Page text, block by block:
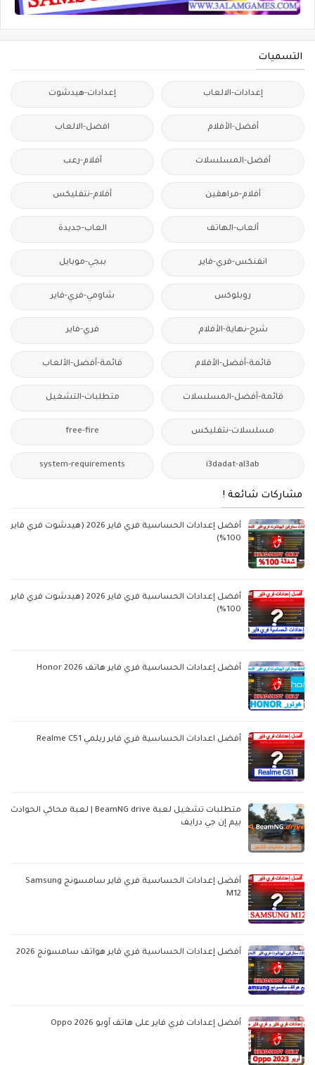
التسميات
إعدادات-الالعاب إعدادات-هيدشوت
أفضل-الأفلام افضل-الالعاب
أفضل-المسلسلات أفلام-رعب
أفلام-مراهقين أفلام-نتفليكس
ألعاب-الهاتف العاب-جديدة
انفنكس-فري-فاير ببجي-موبايل
روبلوكس شاومي-فري-فاير
شرح-نهاية-الأفلام فري-فاير
قائمة-أفضل-الأفلام قائمة-أفضل-الألعاب
قائمة-أفضل-المسلسلات متطلبات-التشغيل
مسلسلات-نتفليكس free-fire
i3dadat-al3ab
system-requirements
مشاركات شائعة !
أفضل إعدادات الحساسية فري فاير 2026 (هيدشوت فري فاير
100%)
أفضل إعدادات الحساسية فري فاير 2026 (هيدشوت فري فاير
100%)
أفضل إعدادات الحساسية فري فاير هاتف Honor 2026
أفضل اعدادات الحساسية فري فاير ريلمي Realme C51
متطلبات تشغيل لعبة BeamNG drive | لعبة محاكي الحوادث
بيم إن جي درايف
أفضل إعدادات الحساسية فري فاير سامسونج Samsung
M12
أفضل إعدادات الحساسية فري فاير هواتف سامسونج 2026
أفضل إعدادات فري فاير على هاتف أوبو Oppo 2026